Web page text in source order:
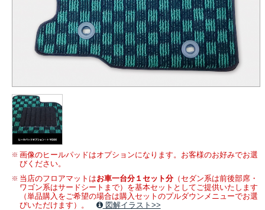
画像のヒールパッドはオプションになります。お客様のお好みでお選
びください。
当店のフロアマットはお車一台分１セット分（セダン系は前後部席・
ワゴン系はサードシートまで）を基本セットとしてご提供いたします
（単品購入をご希望の場合は購入セットのプルダウンメニューでお選
びいただけます）。
図解イラスト>>